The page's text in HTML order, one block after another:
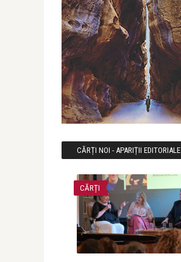
CĂRȚI NOI - APARIȚII EDITORIALE
CĂRȚI